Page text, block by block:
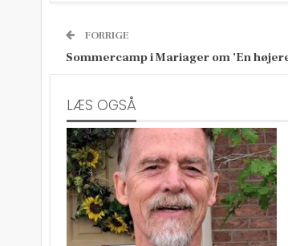
FORRIGE
Sommercamp i Mariager om ’En
LÆS OGSÅ